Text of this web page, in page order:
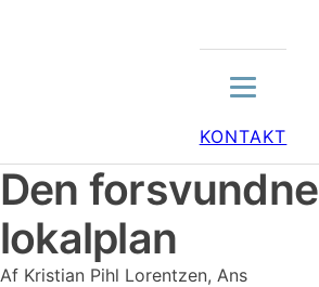
KONTAKT
Den forsvundne
lokalplan
Af Kristian Pihl Lorentzen, Ans